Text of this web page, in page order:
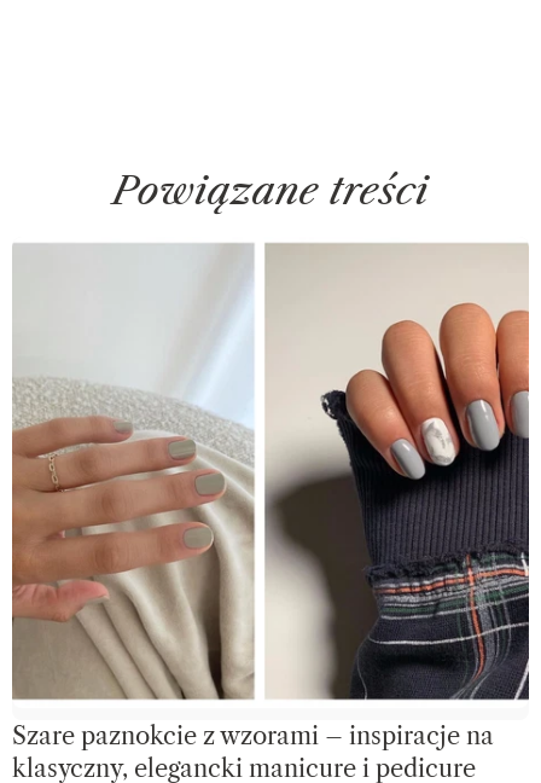
Powiązane treści
Szare paznokcie z wzorami – inspiracje na
klasyczny, elegancki manicure i pedicure